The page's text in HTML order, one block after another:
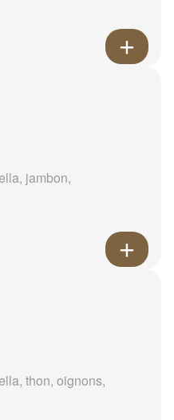
jambon,
thon, oignons,